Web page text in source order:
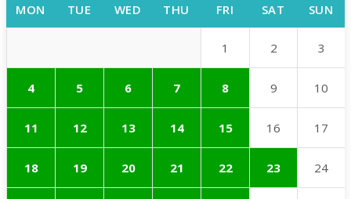
MON TUE WED THU FRI SAT SUN
1 2 3
4 5 6 7 8 9 10
11 12 13 14 15 16 17
18 19 20 21 22 23 24